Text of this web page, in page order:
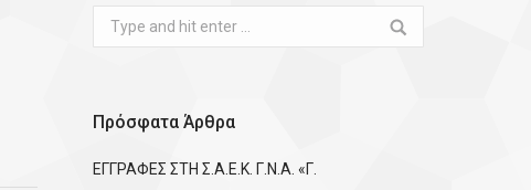
Search:
Πρόσφατα Άρθρα
ΕΓΓΡΑΦΕΣ ΣΤΗ Σ.Α.Ε.Κ. Γ.Ν.Α. «Γ.